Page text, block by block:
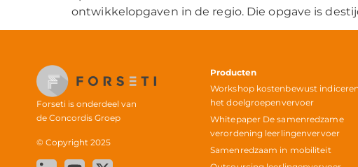
ontwikkelopgaven in de regio. Die opgave is
Forseti is onderdeel van
de Concordis Groep
© Copyright 2025
Producten
Workshop kostenbewust
het doelgroepenvervoer
Whitepaper De samenredzame
verordening leerlingenvervoer
Samenredzaam in mobiliteit